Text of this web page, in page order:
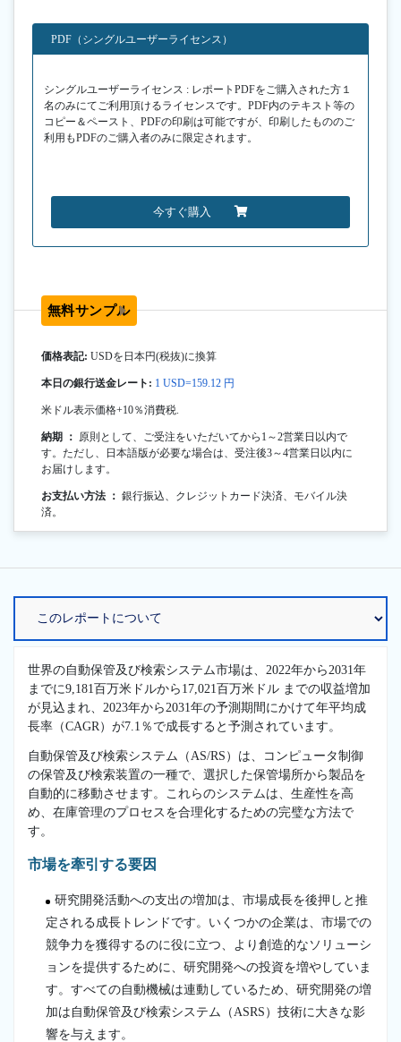
PDF（シングルユーザーライセンス）
シングルユーザーライセンス : レポートPDFをご購入された方１
名のみにてご利用頂けるライセンスです。PDF内のテキスト等の
コピー＆ペースト、PDFの印刷は可能ですが、印刷したもののご
利用もPDFのご購入者のみに限定されます。
今すぐ購入
無料サンプル
価格表記: USDを日本円(税抜)に換算
本日の銀行送金レート: 1 USD=159.12 円
米ドル表示価格+10％消費税.
納期 ： 原則として、ご受注をいただいてから1～2営業日以内で
す。ただし、日本語版が必要な場合は、受注後3～4営業日以内に
お届けします。
お支払い方法 ： 銀行振込、クレジットカード決済、モバイル決
済。
世界の自動保管及び検索システム市場は、2022年から2031年
までに9,181百万米ドルから17,021百万米ドル までの収益増加
が見込まれ、2023年から2031年の予測期間にかけて年平均成
長率（CAGR）が7.1％で成長すると予測されています。
自動保管及び検索システム（AS/RS）は、コンピュータ制御
の保管及び検索装置の一種で、選択した保管場所から製品を
自動的に移動させます。これらのシステムは、生産性を高
め、在庫管理のプロセスを合理化するための完璧な方法で
す。
市場を牽引する要因
研究開発活動への支出の増加は、市場成長を後押しと推
定される成長トレンドです。いくつかの企業は、市場での
競争力を獲得するのに役に立つ、より創造的なソリューシ
ョンを提供するために、研究開発への投資を増やしていま
す。すべての自動機械は連動しているため、研究開発の増
加は自動保管及び検索システム（ASRS）技術に大きな影
響を与えます。